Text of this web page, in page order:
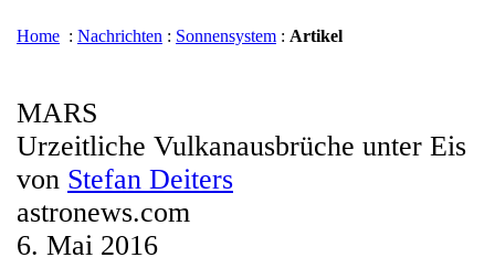
Home : Nachrichten : Sonnensystem : Artikel
MARS
Urzeitliche Vulkanausbrüche unter Eis
von Stefan Deiters
astronews.com
6. Mai 2016